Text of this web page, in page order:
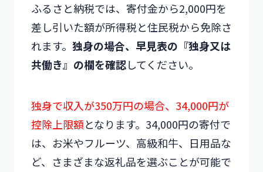
ふるさと納税では、寄付金から2,000円を
差し引いた額が所得税と住民税から免除さ
れます。 独身の場合、早見表の『独身又は
共働き』の欄を確認してください。
独身で収入が350万円の場合、34,000円が
控除上限額となります。34,000円の寄付で
は、お米やフルーツ、高級和牛、日用品な
ど、さまざまな返礼品を選ぶことが可能で